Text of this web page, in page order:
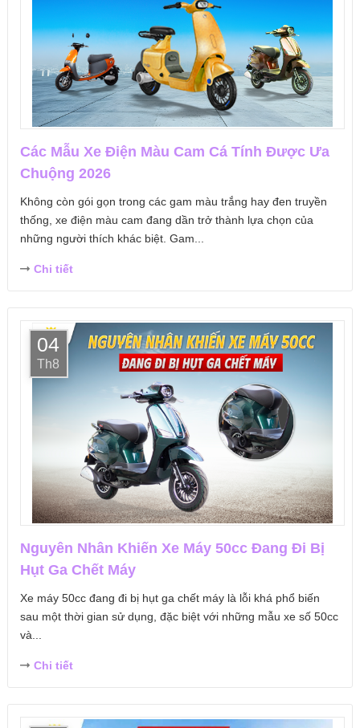
Các Mẫu Xe Điện Màu Cam Cá Tính Được Ưa
Chuộng 2026
Không còn gói gọn trong các gam màu trắng hay đen truyền
thống, xe điện màu cam đang dần trở thành lựa chọn của
những người thích khác biệt. Gam...
Chi tiết
04
Th8
Nguyên Nhân Khiến Xe Máy 50cc Đang Đi Bị
Hụt Ga Chết Máy
Xe máy 50cc đang đi bị hụt ga chết máy là lỗi khá phổ biến
sau một thời gian sử dụng, đặc biệt với những mẫu xe số 50cc
và...
Chi tiết